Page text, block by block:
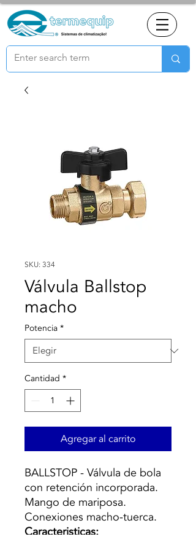
SKU: 334
Válvula Ballstop
macho
Potencia *
Cantidad *
Agregar al carrito
BALLSTOP - Válvula de bola
con retención incorporada.
Mango de mariposa.
Conexiones macho-tuerca.
Caracteristicas: